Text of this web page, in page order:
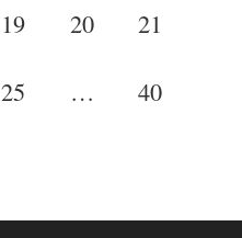
19 20 21
25 … 40